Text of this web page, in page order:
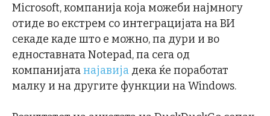
Microsoft, компанија која можеби најмногу
отиде во екстрем со интеграцијата на ВИ
секаде каде што е можно, па дури и во
едноставната Notepad, па сега од
компанијатанајавија дека ќе поработат
малку и на другите функции на Windows.